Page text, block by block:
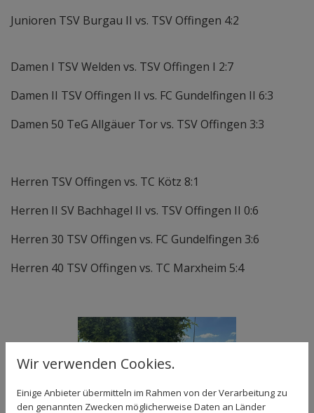
Junioren TSV Burgau II vs. TSV Offingen 4:2
Damen I TSV Welden vs. TSV Offingen I 2:7
Damen II TSV Offingen II vs. FC Gundelfingen II 6:3
Damen 50 TeG Allgäuer Tor vs. TSV Offingen 3:3
Herren TSV Offingen vs. TC Kötz 8:1
Herren II SV Bachhagel II vs. TSV Offingen II 0:6
Herren 30 TSV Offingen vs. FC Gundelfingen 3:6
Herren 40 TSV Offingen vs. TC Marxheim 5:4
Wir verwenden Cookies.
Einige Anbieter übermitteln im Rahmen von der Verarbeitung zu
den genannten Zwecken möglicherweise Daten an Länder